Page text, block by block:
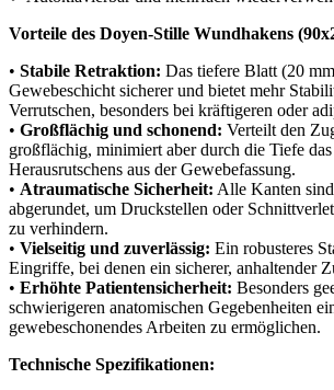
Vorteile des Doyen-Stille Wundhakens
• Stabile Retraktion: Das tiefere Blatt (20
Gewebeschicht sicherer und bietet mehr
Verrutschen, besonders bei kräftigeren oder
• Großflächig und schonend: Verteilt den
großflächig, minimiert aber durch die Tiefe
Herausrutschens aus der Gewebefassung.
• Atraumatische Sicherheit: Alle Kanten
abgerundet, um Druckstellen oder
zu verhindern.
• Vielseitig und zuverlässig: Ein robusteres
Eingriffe, bei denen ein sicherer, anhaltender
• Erhöhte Patientensicherheit: Besonders
schwierigeren anatomischen Gegebenheiten
gewebeschonendes Arbeiten zu ermöglichen.
Technische Spezifikationen: